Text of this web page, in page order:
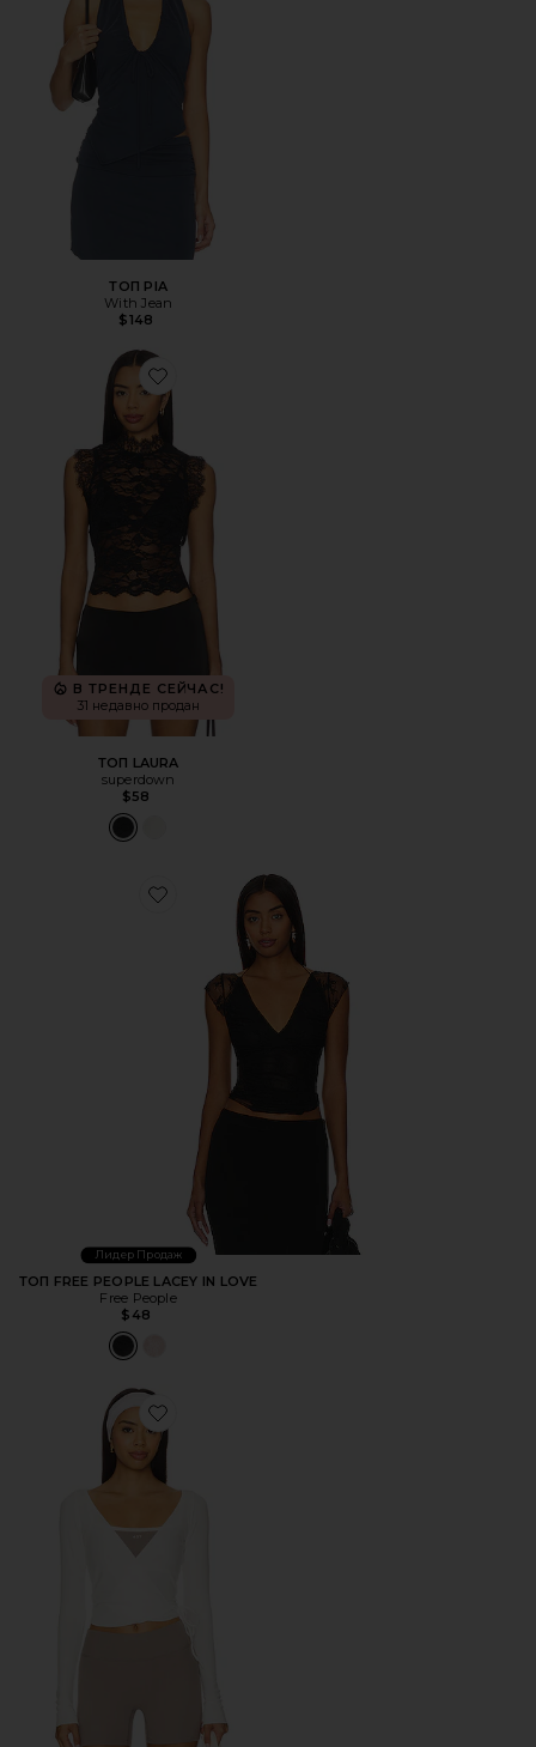
ТОП PIA
With Jean
$148
Favorite ТОП LAURA
В ТРЕНДЕ СЕЙЧАС!
31 недавно продан
ТОП LAURA
superdown
$58
Favorite ТОП FREE PEOPLE LACEY IN LOVE
Лидер Продаж
ТОП FREE PEOPLE LACEY IN LOVE
Free People
$48
Favorite ХАЛАТ STUDIO